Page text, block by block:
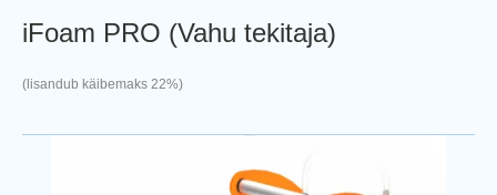
iFoam PRO (Vahu tekitaja)
(lisandub käibemaks 22%)